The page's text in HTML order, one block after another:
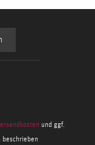
und ggf.
beschrieben